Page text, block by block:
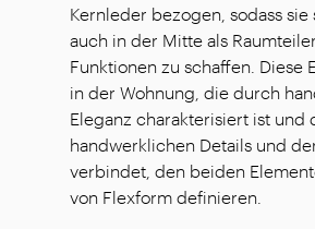
Kernleder bezogen, sodass
auch in der Mitte als
Funktionen zu schaffen. Diese
in der Wohnung, die durch
Eleganz charakterisiert ist
handwerklichen Details und
verbindet, den beiden
von Flexform definieren.